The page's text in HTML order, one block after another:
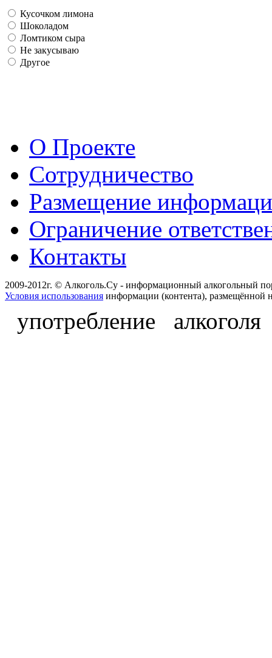
Кусочком лимона
Шоколадом
Ломтиком сыра
Не закусываю
Другое
О Проекте
Сотрудничество
Размещение
Ограничение
Контакты
2009-2012г. © Алкоголь.Су - информационный алкогольный
Условия использования информации (контента), размещённой
употребление